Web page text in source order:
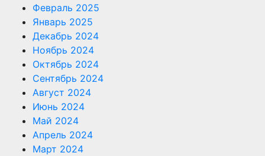
Февраль 2025
Январь 2025
Декабрь 2024
Ноябрь 2024
Октябрь 2024
Сентябрь 2024
Август 2024
Июнь 2024
Май 2024
Апрель 2024
Март 2024